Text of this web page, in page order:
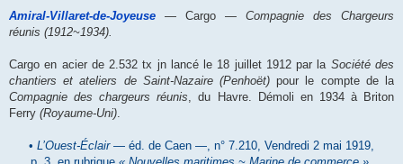
g
Amiral-Villaret-de-Joyeuse ― Cargo ― Compagnie des Chargeurs
réunis (1912~1934).
Cargo en acier de 2.532 tx jn lancé le 18 juillet 1912 par la Société des
chantiers et ateliers de Saint-Nazaire (Penhoët) pour le compte de la
Compagnie des chargeurs réunis, du Havre. Démoli en 1934 à Briton
Ferry (Royaume-Uni).
• L’Ouest-Éclair― éd. de Caen ―, n° 7.210, Vendredi 2 mai 1919,